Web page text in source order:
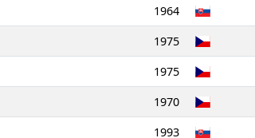
1964
1975
1975
1970
1993